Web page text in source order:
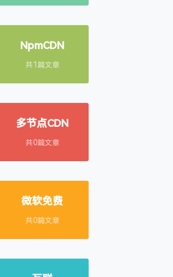
NpmCDN
共1篇文章
多节点CDN
共0篇文章
微软免费
共0篇文章